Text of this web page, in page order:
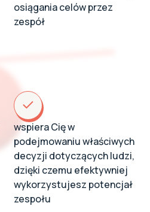
osiągania celów przez
zespół
wspiera Cię w
podejmowaniu właściwych
decyzji dotyczących ludzi,
dzięki czemu efektywniej
wykorzystujesz potencjał
zespołu